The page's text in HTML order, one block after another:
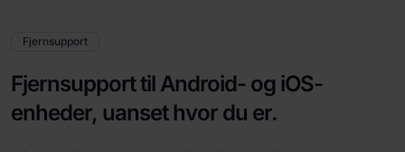
Fjernsupport
Fjernsupport til Android- og iOS-
enheder, uanset hvor du er.